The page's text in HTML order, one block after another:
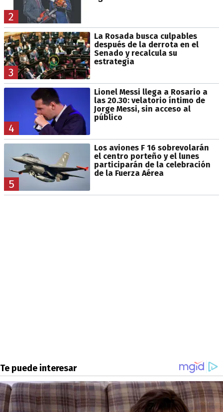
2
3
La Rosada busca culpables
después de la derrota en el
Senado y recalcula su
estrategia
4
Lionel Messi llega a Rosario a
las 20.30: velatorio íntimo de
Jorge Messi, sin acceso al
público
5
Los aviones F 16 sobrevolarán
el centro porteño y el lunes
participarán de la celebración
de la Fuerza Aérea